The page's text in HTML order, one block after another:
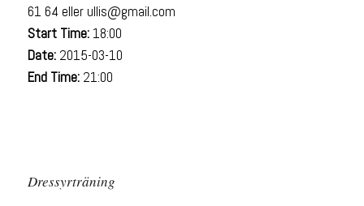
61 64 eller ullis@gmail.com
Start Time: 18:00
Date: 2015-03-10
End Time: 21:00
Dressyrträning